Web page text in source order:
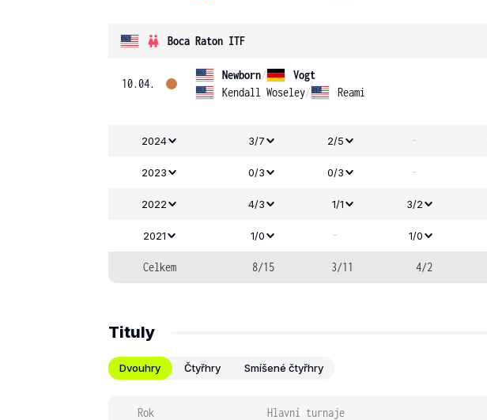
Boca Raton ITF
10.04.
Newborn/
Vogt
Kendall Woseley/ Reami
2024 3/7 2/5 -
2023 0/3 0/3 -
2022 4/3 1/1 3/2
2021 1/0 - 1/0
Celkem 8/15 3/11 4/2
Tituly
Dvouhry Čtyřhry Smíšené čtyřhry
Rok Hlavní turnaje